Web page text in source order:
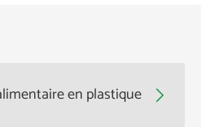
en plastique 